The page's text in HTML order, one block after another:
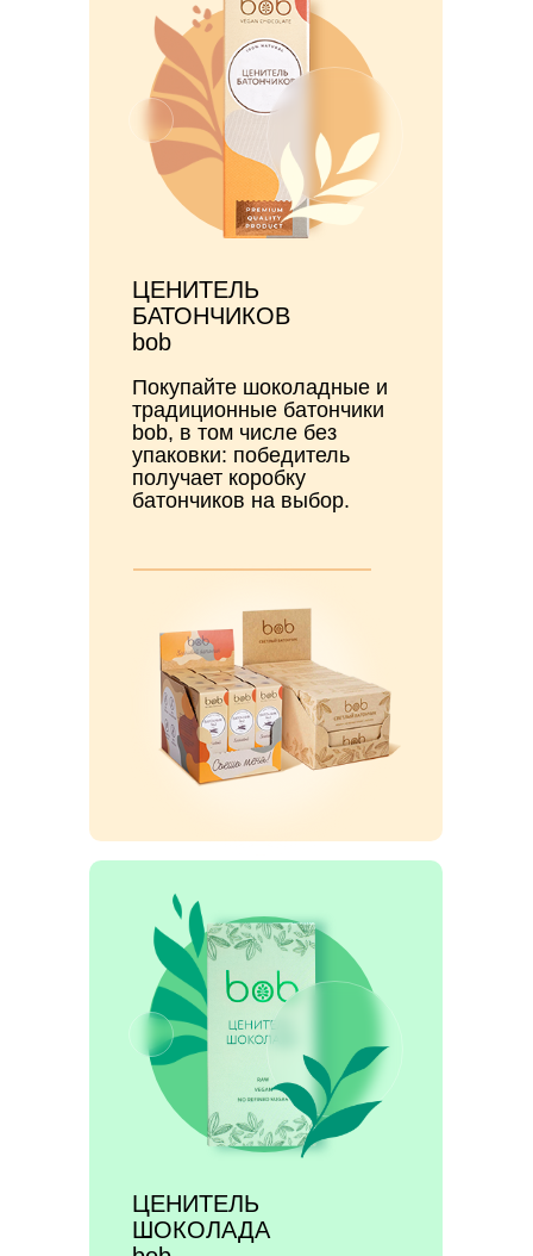
ЦЕНИТЕЛЬ
БАТОНЧИКОВ
bob
Покупайте шоколадные и
традиционные батончики
bob, в том числе без
упаковки: победитель
получает коробку
батончиков на выбор.
ЦЕНИТЕЛЬ
ШОКОЛАДА